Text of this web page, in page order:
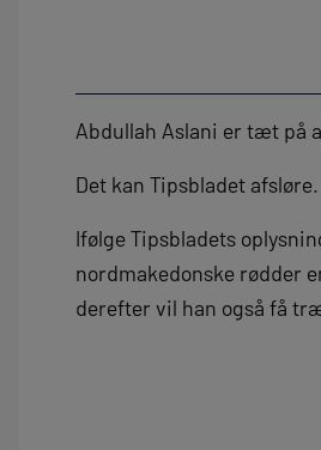
Abdullah Aslani er tæt på
Det kan Tipsbladet afsløre.
Ifølge Tipsbladets
nordmakedonske rødder
derefter vil han også få